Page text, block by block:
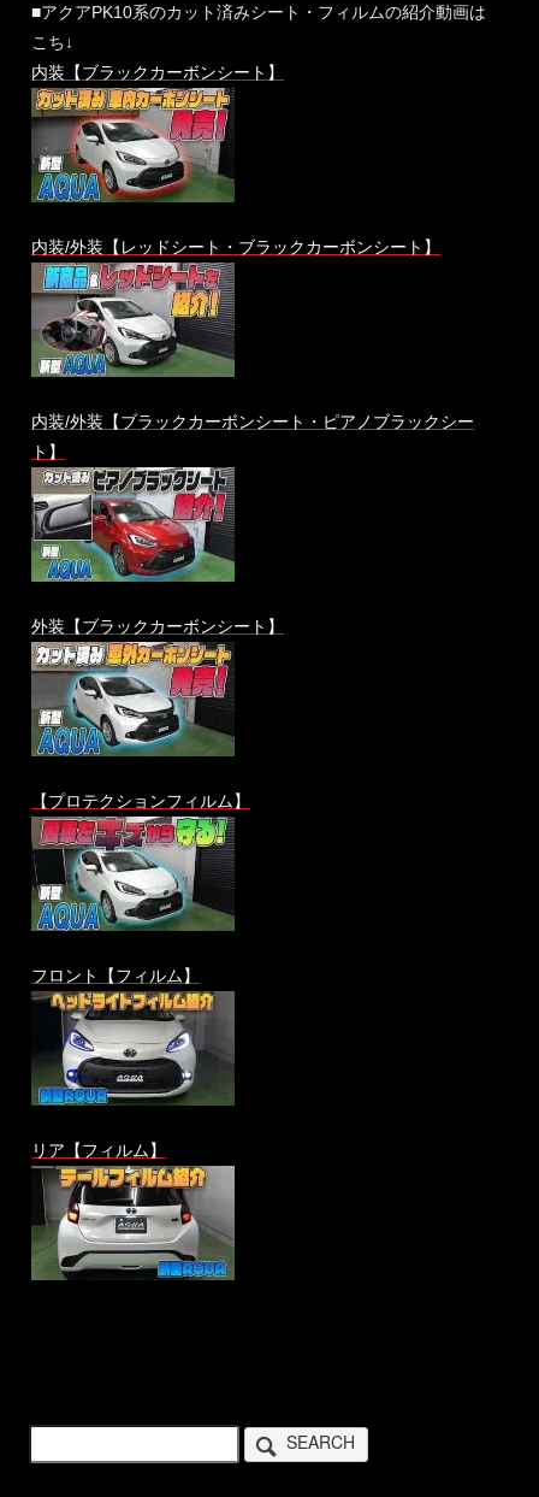
■アクアPK10系のカット済みシート・フィルムの紹介動画は
こち↓
内装【ブラックカーボンシート】
内装/外装【レッドシート・ブラックカーボンシート】
内装/外装【ブラックカーボンシート・ピアノブラックシー
ト】
外装【ブラックカーボンシート】
【プロテクションフィルム】
フロント【フィルム】
リア【フィルム】
SEARCH